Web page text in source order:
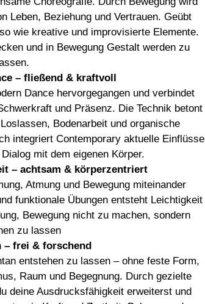
Leben, Beziehung und Vertrauen. Geübt
wie kreative und improvisierte Elemente.
und in Bewegung Gestalt werden zu
– fließend & kraftvoll
Dance hervorgegangen und verbindet
und Präsenz. Die Technik betont
Bodenarbeit und organische
integriert Contemporary aktuelle Einflüsse
mit dem eigenen Körper.
– achtsam & körperzentriert
Atmung und Bewegung miteinander
funktionale Übungen entsteht Leichtigkeit
Bewegung nicht zu machen, sondern
zu lassen
– frei & forschend
entstehen zu lassen – ohne feste Form,
Raum und Begegnung. Durch gezielte
deine Ausdrucksfähigkeit erweiterst und